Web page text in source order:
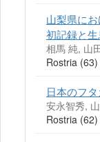
山梨県に
初記録と
相馬 純, 山
Rostria
日本のフ
安永智秀,
Rostria